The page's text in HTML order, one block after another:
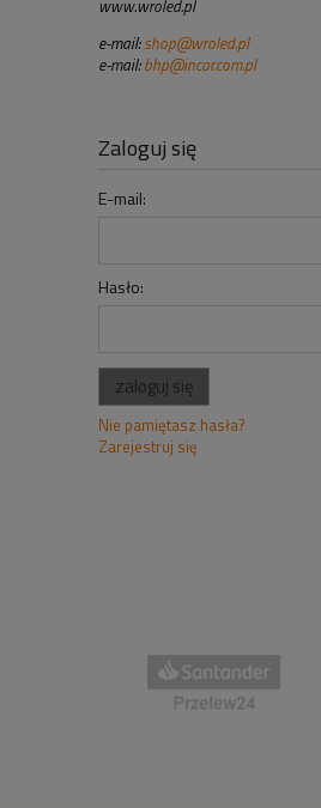
www.wroled.pl
e-mail: shop@wroled.pl
e-mail:bhp@incor.com.pl
Zaloguj się
E-mail:
Hasło:
zaloguj się
Nie pamiętasz hasła?
Zarejestruj się